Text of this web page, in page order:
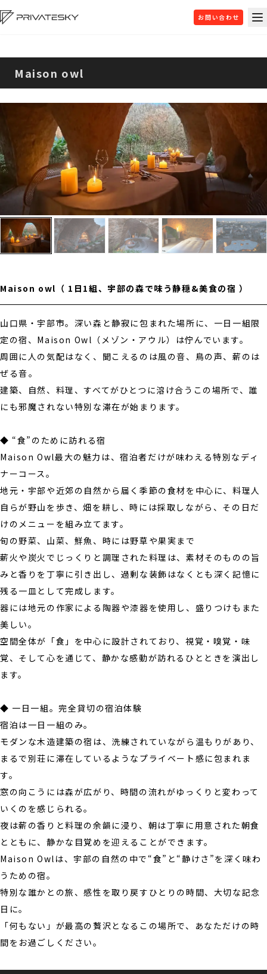
お問い合わせ
Maison owl
Maison owl （ 1日1組、宇部の森で味う静穏&美食の宿 ）
山口県・宇部市。深い森と静寂に包まれた場所に、一日一組限
定の宿、Maison Owl（メゾン・アウル）は佇んでいます。
周囲に人の気配はなく、聞こえるのは風の音、鳥の声、薪のは
ぜる音――。
建築、自然、料理、すべてがひとつに溶け合うこの場所で、誰
にも邪魔されない特別な滞在が始まります。
◆ “食”のために訪れる宿
Maison Owl最大の魅力は、宿泊者だけが味わえる特別なディ
ナーコース。
地元・宇部や近郊の自然から届く季節の食材を中心に、料理人
自らが野山を歩き、畑を耕し、時には採取しながら、その日だ
けのメニューを組み立てます。
旬の野菜、山菜、鮮魚、時には野草や果実まで――
薪火や炭火でじっくりと調理された料理は、素材そのものの旨
みと香りを丁寧に引き出し、過剰な装飾はなくとも深く記憶に
残る一皿として完成します。
器には地元の作家による陶器や漆器を使用し、盛りつけもまた
美しい。
空間全体が「食」を中心に設計されており、視覚・嗅覚・味
覚、そして心を通じて、静かな感動が訪れるひとときを演出し
ます。
◆ 一日一組。完全貸切の宿泊体験
宿泊は一日一組のみ。
モダンな木造建築の宿は、洗練されていながら温もりがあり、
まるで別荘に滞在しているようなプライベート感に包まれま
す。
窓の向こうには森が広がり、時間の流れがゆっくりと変わって
いくのを感じられる。
夜は薪の香りと料理の余韻に浸り、朝は丁寧に用意された朝食
とともに、静かな目覚めを迎えることができます。
Maison Owlは、宇部の自然の中で“食”と“静けさ”を深く味わ
うための宿。
特別な誰かとの旅、感性を取り戻すひとりの時間、大切な記念
日に。
「何もない」が最高の贅沢となるこの場所で、あなただけの時
間をお過ごしください。